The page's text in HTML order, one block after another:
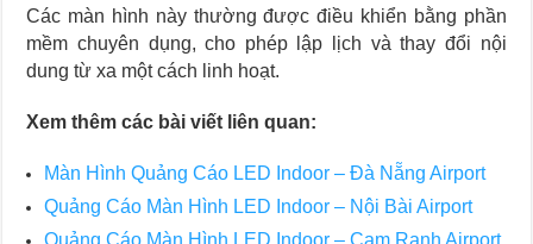
Các màn hình này thường được điều khiển bằng phần
mềm chuyên dụng, cho phép lập lịch và thay đổi nội
dung từ xa một cách linh hoạt.
Xem thêm các bài viết liên quan:
Màn Hình Quảng Cáo LED Indoor – Đà Nẵng Airport
Quảng Cáo Màn Hình LED Indoor – Nội Bài Airport
Quảng Cáo Màn Hình LED Indoor – Cam Ranh Airport